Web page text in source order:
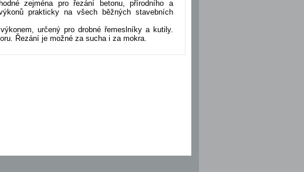
zejména pro řezání betonu, přírodního a
prakticky na všech běžných stavebních
určený pro drobné řemeslníky a kutily.
Řezání je možné za sucha i za mokra.